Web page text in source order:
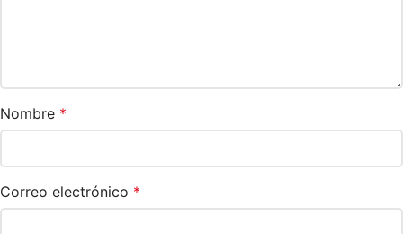
Nombre *
Correo electrónico *